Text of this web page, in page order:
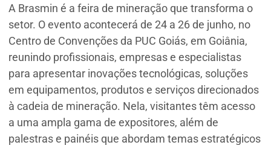
A Brasmin é a feira de mineração que transforma o
setor. O evento acontecerá de 24 a 26 de junho, no
Centro de Convenções da PUC Goiás, em Goiânia,
reunindo profissionais, empresas e especialistas
para apresentar inovações tecnológicas, soluções
em equipamentos, produtos e serviços direcionados
à cadeia de mineração. Nela, visitantes têm acesso
a uma ampla gama de expositores, além de
palestras e painéis que abordam temas estratégicos